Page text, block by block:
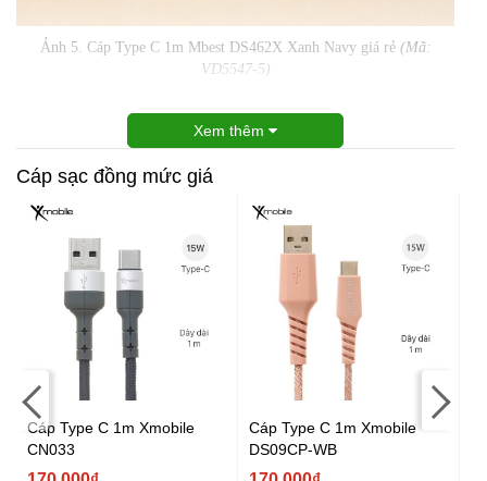
Ảnh 5. Cáp Type C 1m Mbest DS462X Xanh Navy giá rẻ (Mã:
VD5547-5)
Xem thêm
Cáp sạc đồng mức giá
Cáp Type C 1m Xmobile
CN033
Cáp Type C 1m Xmobile
DS09CP-WB